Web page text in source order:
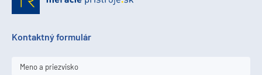
Kontaktný formulár